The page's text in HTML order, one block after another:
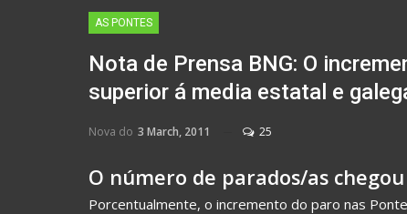
AS PONTES
Nota de Prensa BNG: O
superior á media estatal e
Nova do 3 March, 2011 25
O número de parados/as
Porcentualmente, o incremento do paro nas